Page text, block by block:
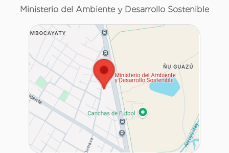
Ministerio del Ambiente y Desarrollo Sostenible